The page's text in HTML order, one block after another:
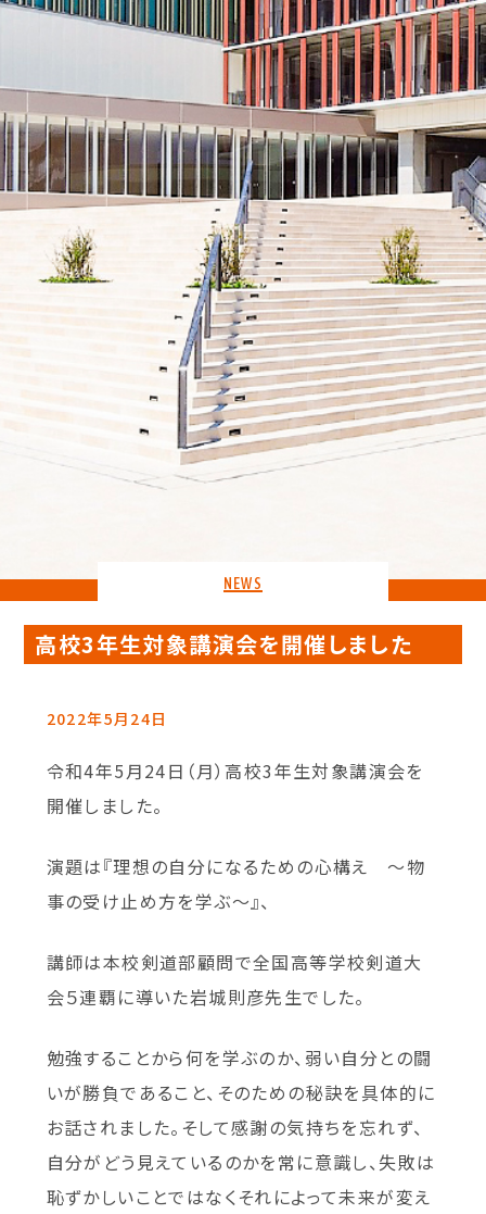
NEWS
高校3年生対象講演会を開催しました
2022年5月24日
令和4年5月24日（月）高校3年生対象講演会を
開催しました。
演題は『理想の自分になるための心構え ～物
事の受け止め方を学ぶ～』、
講師は本校剣道部顧問で全国高等学校剣道大
会５連覇に導いた岩城則彦先生でした。
勉強することから何を学ぶのか、弱い自分との闘
いが勝負であること、そのための秘訣を具体的に
お話されました。そして感謝の気持ちを忘れず、
自分がどう見えているのかを常に意識し、失敗は
恥ずかしいことではなくそれによって未来が変え